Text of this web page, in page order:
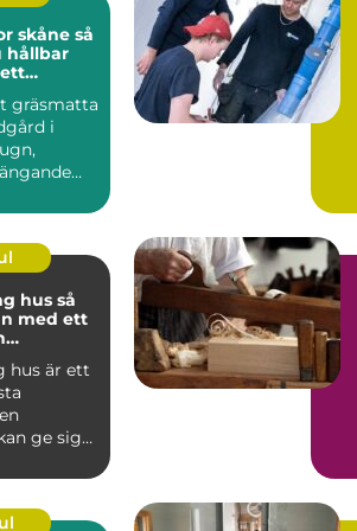
så
hållbar
gräsmatta
i
så
med ett
hus är ett
ge sig